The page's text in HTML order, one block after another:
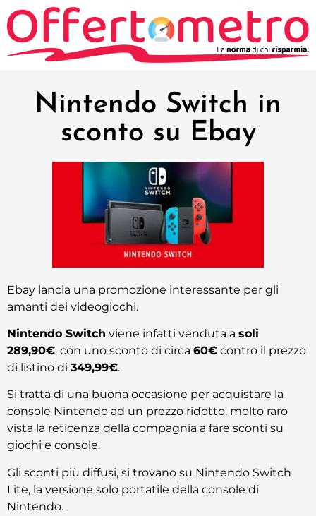
Nintendo Switch in
sconto su Ebay
Ebay lancia una promozione interessante per gli
amanti dei videogiochi.
Nintendo Switch viene infatti venduta a soli
289,90€, con uno sconto di circa 60€ contro il prezzo
di listino di 349,99€.
Si tratta di una buona occasione per acquistare la
console Nintendo ad un prezzo ridotto, molto raro
vista la reticenza della compagnia a fare sconti su
giochi e console.
Gli sconti più diffusi, si trovano su Nintendo Switch
Lite, la versione solo portatile della console di
Nintendo.